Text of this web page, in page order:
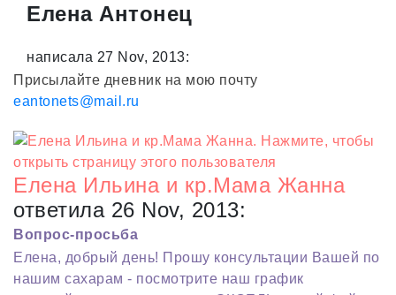
Елена Антонец
написала 27 Nov, 2013:
Присылайте дневник на мою почту
eantonets@mail.ru
Елена Ильина и кр.Мама Жанна
ответила 26 Nov, 2013:
Вопрос-просьба
Елена, добрый день! Прошу консультации Вашей по
нашим сахарам - посмотрите наш график